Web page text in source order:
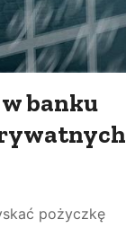
banku
pożyczkę